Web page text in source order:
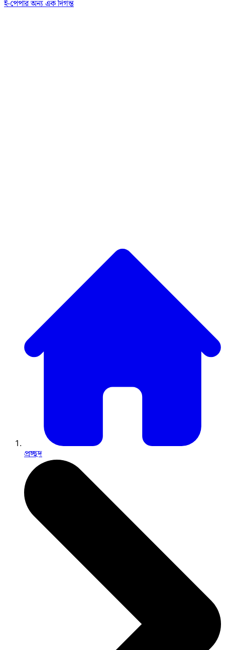
ই-পেপারঅন্য এক দিগন্ত
প্রচ্ছদ